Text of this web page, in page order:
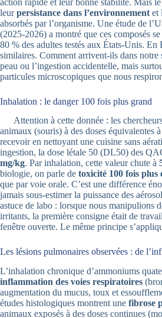
leurpersistance dans l’environnement et
absorbés par l’organisme. Une étude de
(2025-2026) a montré que ces composés
80 % des adultes testés aux États-Unis. En
similaires. Comment arrivent-ils dans notre
peau ou l’ingestion accidentelle, mais
particules microscopiques que nous
Inhalation : le danger 100 fois plus grand
Attention à cette donnée : les
animaux (souris) à des doses équivalentes
recevoir en nettoyant une cuisine sans
ingestion, la dose létale 50 (DL50) des
mg/kg. Par inhalation, cette valeur chute à
biologie, on parle de toxicité 100 fois plus
que par voie orale. C’est une différence
jamais sous-estimer la puissance des
astuce de labo : lorsque nous manipulions
irritants, la première consigne était de
fenêtre ouverte. Le même principe
Les lésions pulmonaires observées : de
L’inhalation chronique d’ammoniums
inflammation des voies respiratoires
augmentation du mucus, toux et
études histologiques montrent une fibrose
animaux exposés à des doses continues